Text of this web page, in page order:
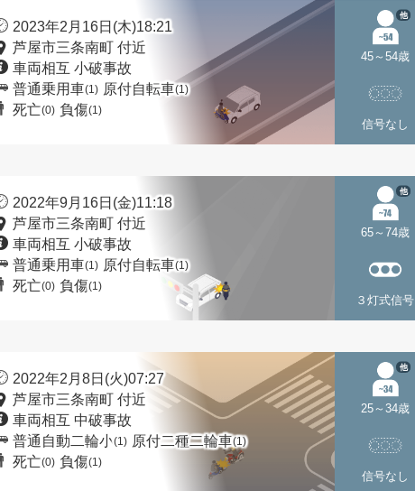
2023年2月16日(木)18:21
芦屋市三条南町 付近
車両相互 小破事故
普通乗用車(1) 原付自転車(1)
死亡(0) 負傷(1)
45～54歳
他
信号なし
2022年9月16日(金)11:18
芦屋市三条南町 付近
車両相互 小破事故
普通乗用車(1) 原付自転車(1)
死亡(0) 負傷(1)
65～74歳
他
３灯式信号
2022年2月8日(火)07:27
芦屋市三条南町 付近
車両相互 中破事故
普通自動二輪小(1) 原付二種二輪車(1)
死亡(0) 負傷(1)
25～34歳
他
信号なし